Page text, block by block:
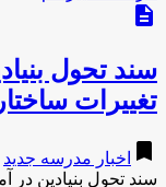
description
سند تحول
تغییرات
bookmark اخبار مدرسه جدید
سند تحول بنیادین در